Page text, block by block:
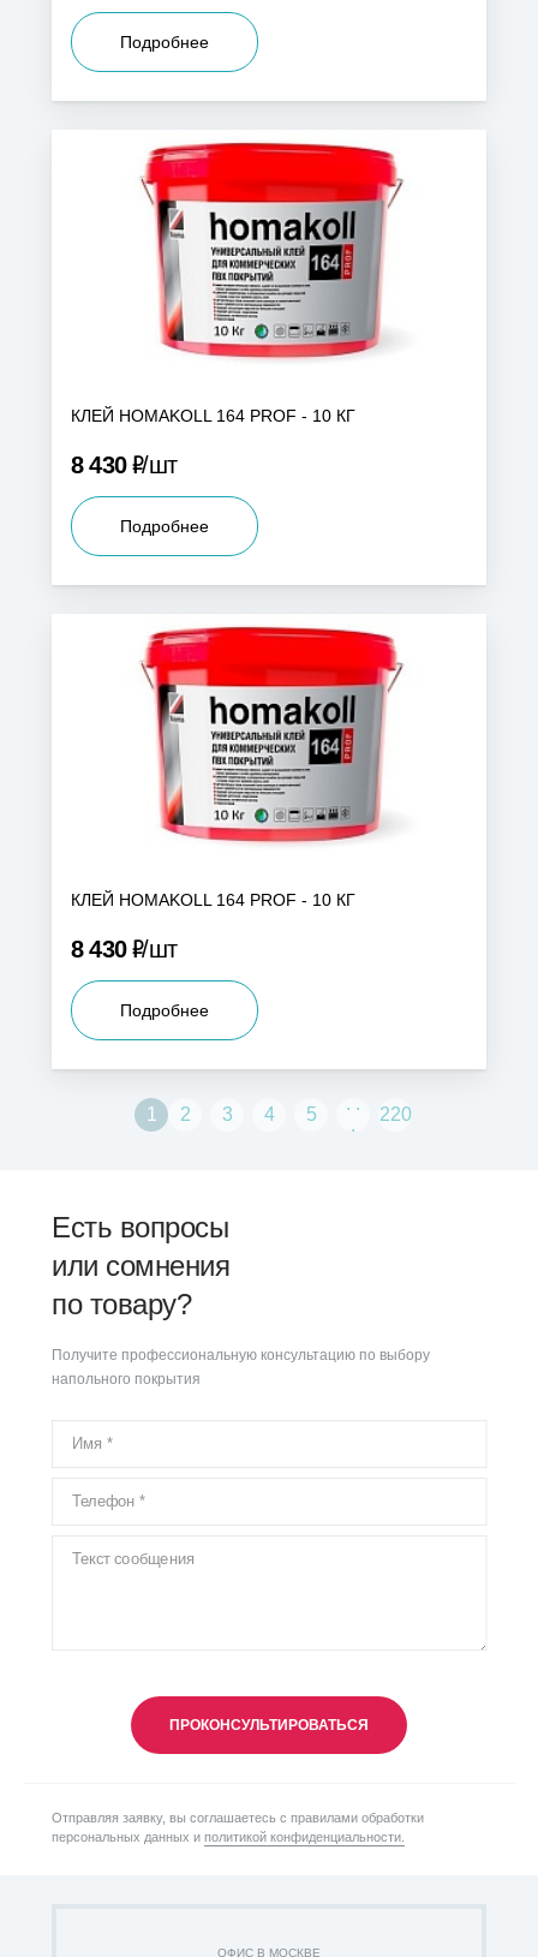
Подробнее
КЛЕЙ HOMAKOLL 164 PROF - 10 КГ
8 430Р шт
Подробнее
КЛЕЙ HOMAKOLL 164 PROF - 10 КГ
8 430Р шт
Подробнее
1 2 3 4 5
. .
.
220
Есть вопросы
или сомнения
по товару?
Получите профессиональную консультацию по выбору
напольного покрытия
ПРОКОНСУЛЬТИРОВАТЬСЯ
Отправляя заявку, вы соглашаетесь с правилами обработки
персональных данных и политикой конфиденциальности.
ОФИС В МОСКВЕ